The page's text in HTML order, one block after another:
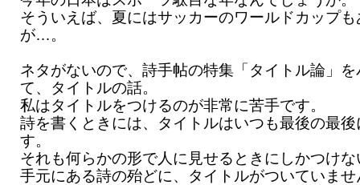
そういえば、夏にはサッカーのワールドカップ
が…。
ネタがないので、詩手帖の特集「タイトル論」を
て、タイトルの話。
私はタイトルをつけるのが非常に苦手です。
詩を書くときには、タイトルはいつも最後の最
す。
それも何らかの形で人に見せるときにしかつけ
手元にある詩の殆どに、タイトルがついていませ